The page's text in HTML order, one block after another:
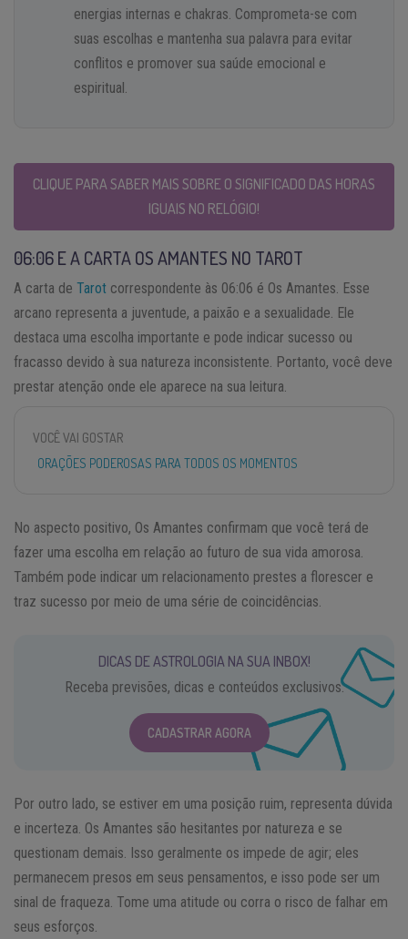
energias internas e chakras. Comprometa-se com
suas escolhas e mantenha sua palavra para evitar
conflitos e promover sua saúde emocional e
espiritual.
CLIQUE PARA SABER MAIS SOBRE O SIGNIFICADO DAS HORAS
IGUAIS NO RELÓGIO!
06:06 E A CARTA OS AMANTES NO TAROT
A carta de Tarot correspondente às 06:06 é Os Amantes. Esse
arcano representa a juventude, a paixão e a sexualidade. Ele
destaca uma escolha importante e pode indicar sucesso ou
fracasso devido à sua natureza inconsistente. Portanto, você deve
prestar atenção onde ele aparece na sua leitura.
VOCÊ VAI GOSTAR
ORAÇÕES PODEROSAS PARA TODOS OS MOMENTOS
No aspecto positivo, Os Amantes confirmam que você terá de
fazer uma escolha em relação ao futuro de sua vida amorosa.
Também pode indicar um relacionamento prestes a florescer e
traz sucesso por meio de uma série de coincidências.
DICAS DE ASTROLOGIA NA SUA INBOX!
Receba previsões, dicas e conteúdos exclusivos.
CADASTRAR AGORA
Por outro lado, se estiver em uma posição ruim, representa dúvida
e incerteza. Os Amantes são hesitantes por natureza e se
questionam demais. Isso geralmente os impede de agir; eles
permanecem presos em seus pensamentos, e isso pode ser um
sinal de fraqueza. Tome uma atitude ou corra o risco de falhar em
seus esforços.